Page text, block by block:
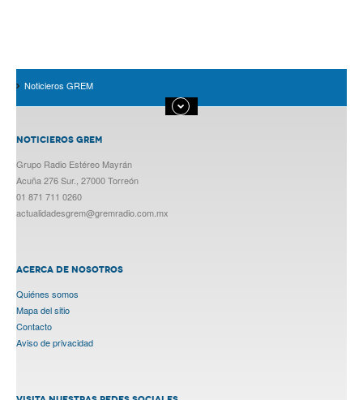
Noticieros GREM
NOTICIEROS GREM
Grupo Radio Estéreo Mayrán
Acuña 276 Sur., 27000 Torreón
01 871 711 0260
actualidadesgrem@gremradio.com.mx
ACERCA DE NOSOTROS
Quiénes somos
Mapa del sitio
Contacto
Aviso de privacidad